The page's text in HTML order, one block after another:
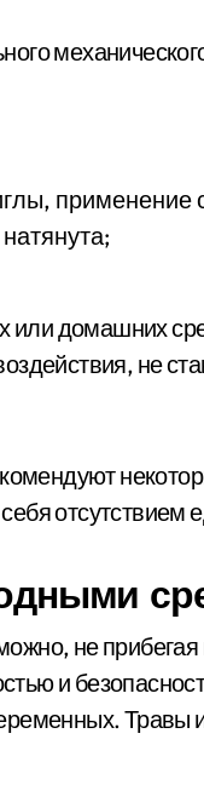
применение
домашних
не
отсутствием
не
и
Травы